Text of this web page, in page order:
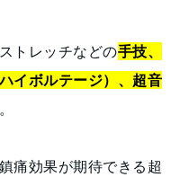
トレッチなどの手技、
イボルテージ）、超音
痛効果が期待できる超